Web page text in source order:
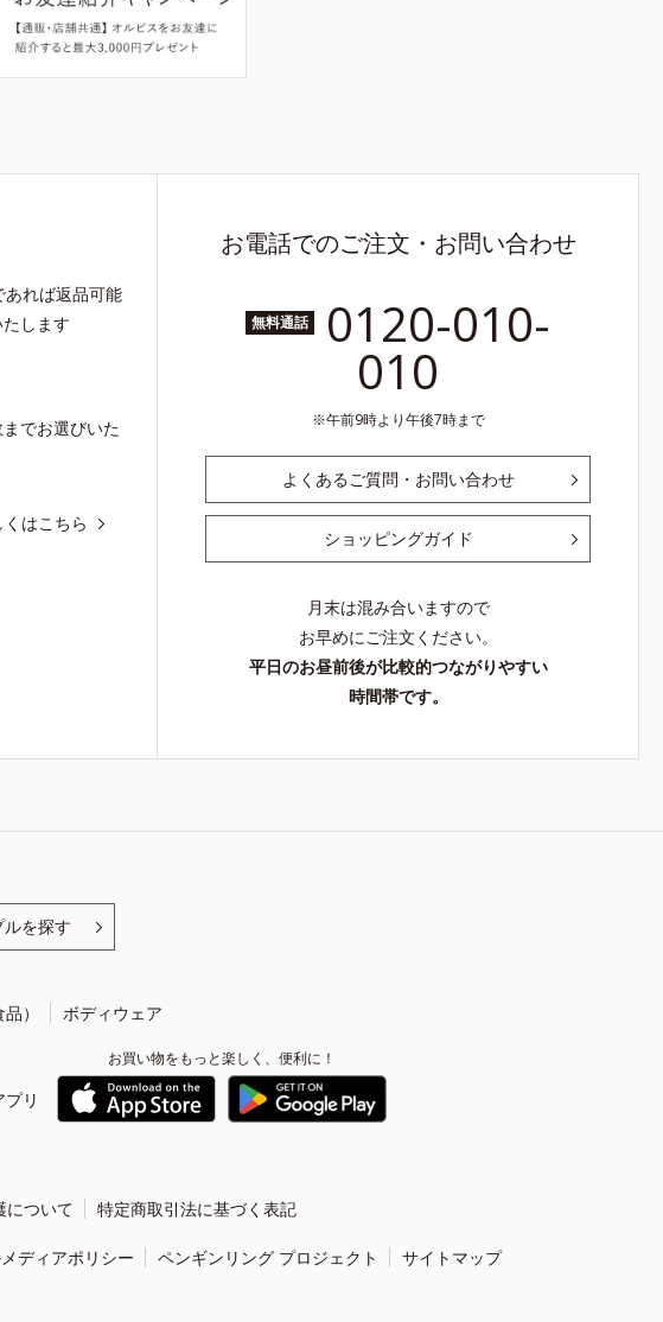
れば返品可能
します
でお選びいた
はこちら
お電話でのご注文・お問い合わせ
無料通話 0120-010-
010
午前9時より午後7時まで
よくあるご質問・お問い合わせ
ショッピングガイド
月末は混み合いますので
お早めにご注文ください。
平日のお昼前後が比較的つながりやすい
時間帯です。
を探す
） ボディウェア
リ
お買い物をもっと楽しく、便利に！
について 特定商取引法に基づく表記
ディアポリシー ペンギンリング プロジェクト サイトマップ